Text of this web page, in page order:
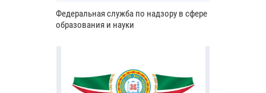
Федеральная служба по надзору в сфере
образования и науки